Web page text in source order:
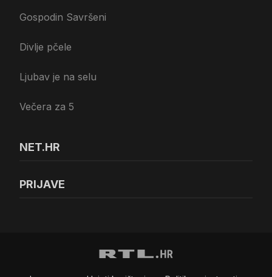
Gospodin Savršeni
Divlje pčele
Ljubav je na selu
Večera za 5
NET.HR
PRIJAVE